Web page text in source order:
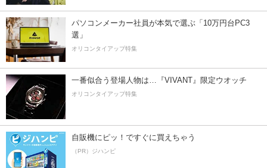
パソコンメーカー社員が本気で選ぶ「10万円台PC3
選」
オリコンタイアップ特集
一番似合う登場人物は…『VIVANT』限定ウオッチ
オリコンタイアップ特集
自販機にピッ！ですぐに買えちゃう
（PR）ジハンピ